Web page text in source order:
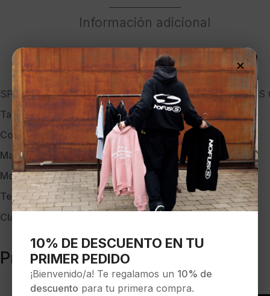
cantidad
Información adicional
Marca
SPRAYGROUND Maleta»SAWTOOTH SHARKS IN PARIS
Talla: UNICA
Color:UNICO
Marca: SPRAYGROUND
Modelo:CL270
Temporada:PV-25
Clave:
Productos relacionados
×
10% DE DESCUENTO EN TU
PRIMER PEDIDO
¡Bienvenido/a! Te regalamos un 10% de
descuento para tu primera compra.